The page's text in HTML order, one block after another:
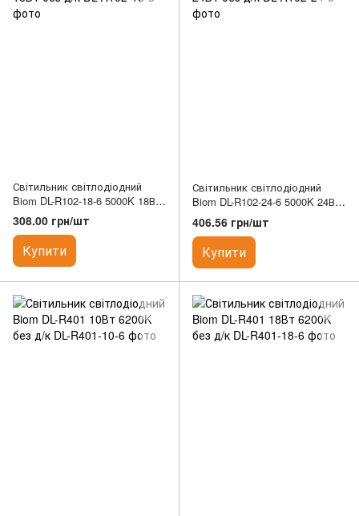
Світильник світлодіодний
Biom DL-R102-18-6 5000K 18Вт
без д/к
308.00 грн/шт
Купити
Світильник світлодіодний
Biom DL-R102-24-6 5000K 24Вт
без д/к
406.56 грн/шт
Купити